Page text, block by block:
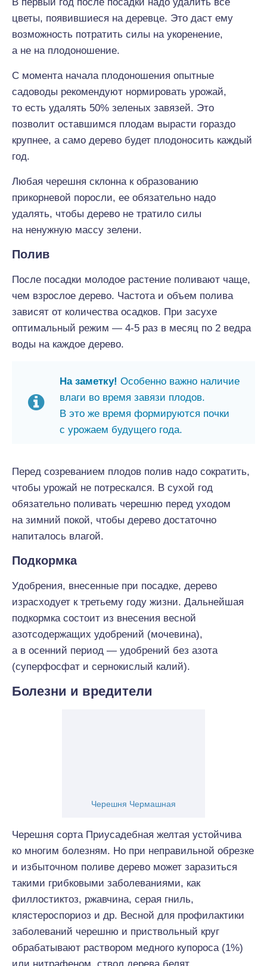
цветы, появившиеся на деревце. Это даст ему
возможность потратить силы на укоренение,
а не на плодоношение.
С момента начала плодоношения опытные
садоводы рекомендуют нормировать урожай,
то есть удалять 50% зеленых завязей. Это
позволит оставшимся плодам вырасти гораздо
крупнее, а само дерево будет плодоносить каждый
год.
Любая черешня склонна к образованию
прикорневой поросли, ее обязательно надо
удалять, чтобы дерево не тратило силы
на ненужную массу зелени.
Полив
После посадки молодое растение поливают чаще,
чем взрослое дерево. Частота и объем полива
зависят от количества осадков. При засухе
оптимальный режим — 4-5 раз в месяц по 2 ведра
воды на каждое дерево.
На заметку! Особенно важно наличие
влаги во время завязи плодов.
В это же время формируются почки
с урожаем будущего года.
Перед созреванием плодов полив надо сократить,
чтобы урожай не потрескался. В сухой год
обязательно поливать черешню перед уходом
на зимний покой, чтобы дерево достаточно
напиталось влагой.
Подкормка
Удобрения, внесенные при посадке, дерево
израсходует к третьему году жизни. Дальнейшая
подкормка состоит из внесения весной
азотсодержащих удобрений (мочевина),
а в осенний период — удобрений без азота
(суперфосфат и сернокислый калий).
Болезни и вредители
Черешня Чермашная
Черешня сорта Приусадебная желтая устойчива
ко многим болезням. Но при неправильной обрезке
и избыточном поливе дерево может заразиться
такими грибковыми заболеваниями, как
филлостиктоз, ржавчина, серая гниль,
клястероспориоз и др. Весной для профилактики
заболеваний черешню и приствольный круг
обрабатывают раствором медного купороса (1%)